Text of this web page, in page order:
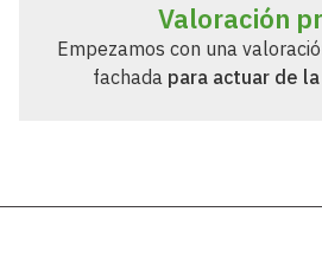
previa
una valoración del estado de la
actuar de la mejor forma.